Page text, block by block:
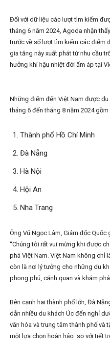
Đối với dữ liệu các lượt tìm kiếm
tháng 6 năm 2024, Agoda nhận
trước về số lượt tìm kiếm các điểm
gia tăng này xuất phát từ nhu cầu
hưởng khí hậu nhiệt đới ấm áp tại
Những điểm đến Việt Nam được
tháng 6 đến tháng 8 năm 2024 gồm
Thành phố Hồ Chí Minh
Đà Nẵng
Hà Nội
Hội An
Nha Trang
Ông Vũ Ngọc Lâm, Giám đốc
“Chúng tôi rất vui mừng khi được
phá Việt Nam. Việt Nam không chỉ
còn là nơi lý tưởng cho những du
phong phú, cảnh quan và khám
Bên cạnh hai thành phố lớn, Đà
dẫn nhiều du khách Úc đến nghỉ
văn hóa và trung tâm thành phố
một lựa chọn hoàn hảo so với tiết